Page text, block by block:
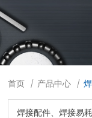
首页 / 产品中心 /
焊接配件、焊接易